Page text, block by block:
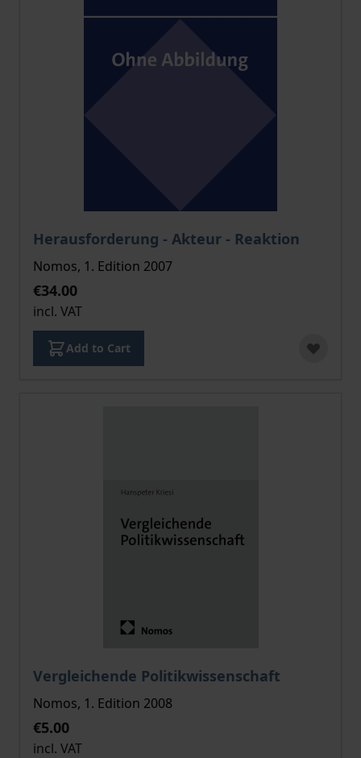
Herausforderung - Akteur - Reaktion
The price depends on the options chosen on the
Nomos, 1. Edition 2007
€34.00
incl. VAT
Add to Cart
Vergleichende Politikwissenschaft
The price depends on the options chosen on the
Nomos, 1. Edition 2008
€5.00
incl. VAT